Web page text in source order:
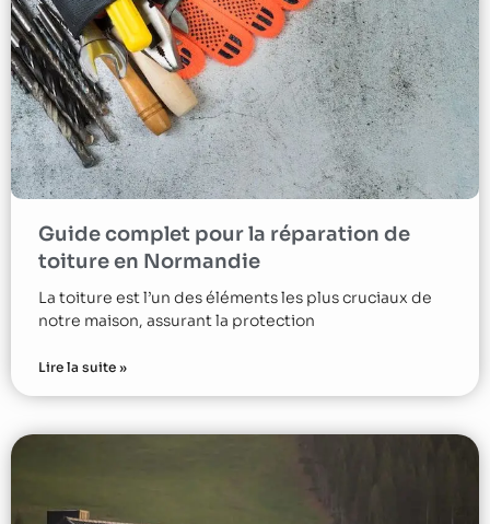
Guide complet pour la réparation de
toiture en Normandie
La toiture est l’un des éléments les plus cruciaux de
notre maison, assurant la protection
Lire la suite »